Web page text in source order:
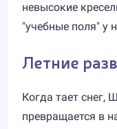
невысокие
"учебные поля" у
Летние
Когда тает снег,
превращается в